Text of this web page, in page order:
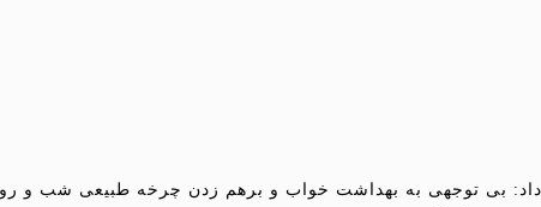
بی توجهی به بهداشت خواب و برهم زدن چرخه طبیعی شب و